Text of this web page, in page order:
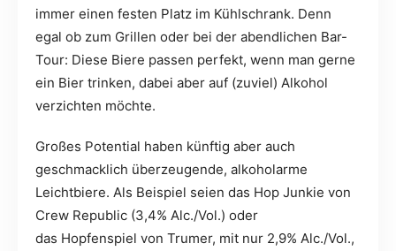
immer einen festen Platz im Kühlschrank. Denn
egal ob zum Grillen oder bei der abendlichen Bar-
Tour: Diese Biere passen perfekt, wenn man gerne
ein Bier trinken, dabei aber auf (zuviel) Alkohol
verzichten möchte.
Großes Potential haben künftig aber auch
geschmacklich überzeugende, alkoholarme
Leichtbiere. Als Beispiel seien das Hop Junkie von
Crew Republic (3,4% Alc./Vol.) oder
das Hopfenspiel von Trumer, mit nur 2,9% Alc./Vol.,